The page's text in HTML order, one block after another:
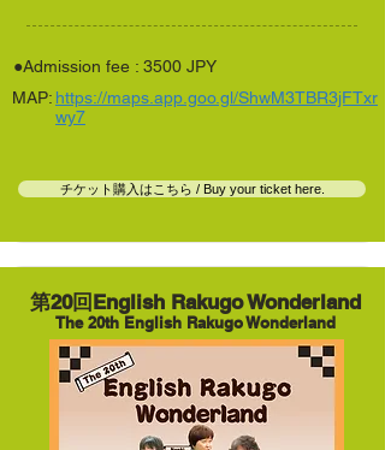
●Admission fee : 3500 JPY
MAP: https://maps.app.goo.gl/ShwM3TBR3jFTxr
wy7
チケット購入はこちら / Buy your ticket here.
The 20th English Rakugo Wonderland
第20回English Rakugo Wonderland